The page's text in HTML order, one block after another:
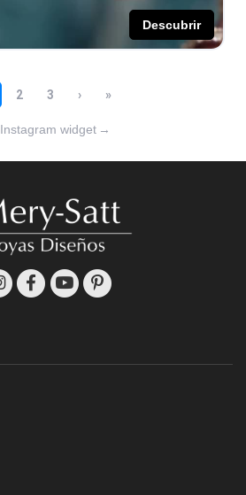
Instagram widget →